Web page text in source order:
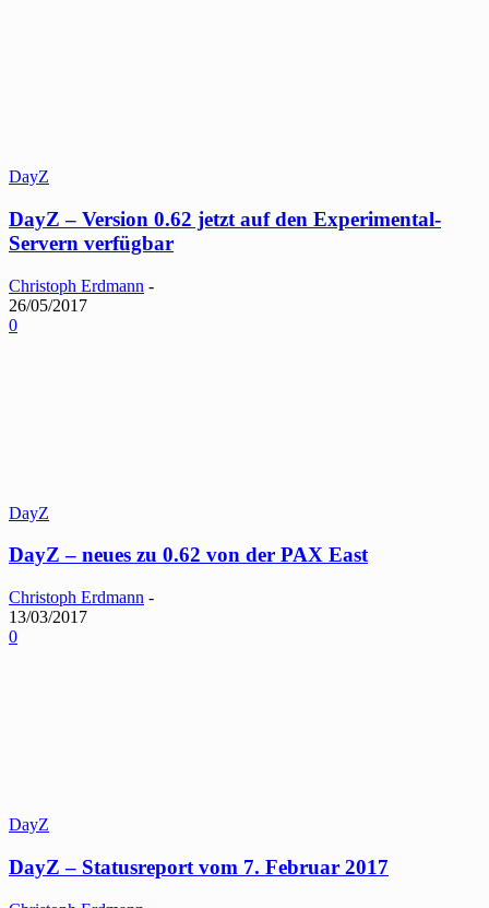
DayZ
DayZ – Version 0.62 jetzt auf den Experimental-
Servern verfügbar
Christoph Erdmann -
26/05/2017
0
DayZ
DayZ – neues zu 0.62 von der PAX East
Christoph Erdmann -
13/03/2017
0
DayZ
DayZ – Statusreport vom 7. Februar 2017